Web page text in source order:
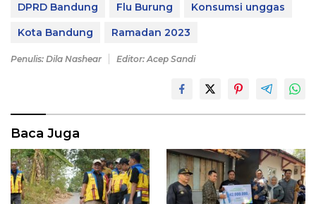
DPRD Bandung Flu Burung
Konsumsi unggas
Kota Bandung
Ramadan 2023
Penulis: Dila Nashear Editor: Acep Sandi
Baca Juga